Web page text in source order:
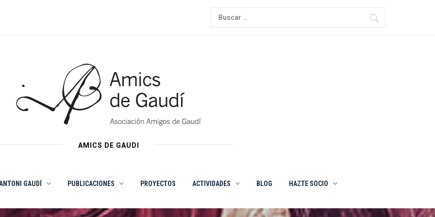
Buscar:
AMICS DE GAUDI
GAUDÍ PUBLICACIONES PROYECTOS ACTIVIDADES BLOG HAZTE SOCIO